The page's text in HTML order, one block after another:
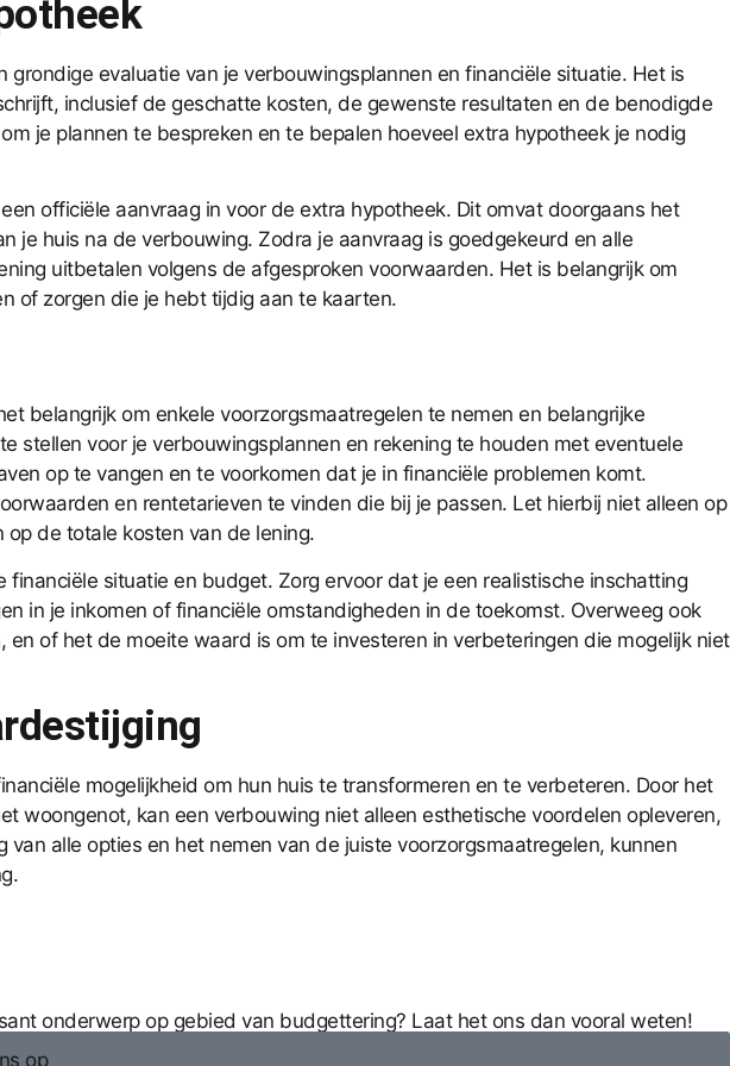
evaluatie van je verbouwingsplannen en financiële situatie. Het is
inclusief de geschatte kosten, de gewenste resultaten en de benodigde
je plannen te bespreken en te bepalen hoeveel extra hypotheek je nodig
officiële aanvraag in voor de extra hypotheek. Dit omvat doorgaans het
je huis na de verbouwing. Zodra je aanvraag is goedgekeurd en alle
uitbetalen volgens de afgesproken voorwaarden. Het is belangrijk om
of zorgen die je hebt tijdig aan te kaarten.
belangrijk om enkele voorzorgsmaatregelen te nemen en belangrijke
stellen voor je verbouwingsplannen en rekening te houden met eventuele
op te vangen en te voorkomen dat je in financiële problemen komt.
en rentetarieven te vinden die bij je passen. Let hierbij niet alleen op
de totale kosten van de lening.
situatie en budget. Zorg ervoor dat je een realistische inschatting
in je inkomen of financiële omstandigheden in de toekomst. Overweeg ook
of het de moeite waard is om te investeren in verbeteringen die mogelijk niet
mogelijkheid om hun huis te transformeren en te verbeteren. Door het
woongenot, kan een verbouwing niet alleen esthetische voordelen opleveren,
alle opties en het nemen van de juiste voorzorgsmaatregelen, kunnen
onderwerp op gebied van budgettering? Laat het ons dan vooral weten!
op